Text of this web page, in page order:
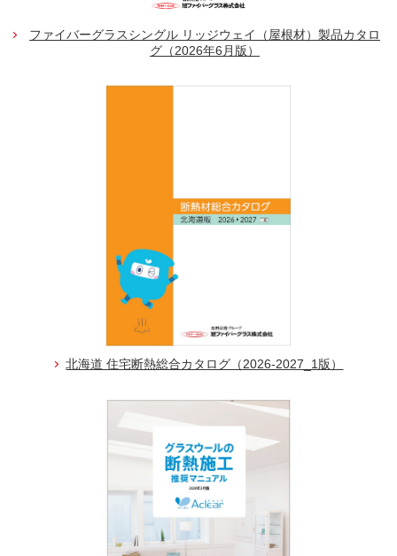
ファイバーグラスシングル リッジウェイ（屋根材）製品カタロ
グ（2026年6月版）
北海道 住宅断熱総合カタログ（2026-2027_1版）